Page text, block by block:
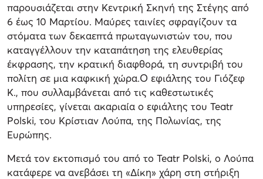
παρουσιάζεται στην Κεντρική Σκηνή της Στέγης από
6 έως 10 Μαρτίου. Μαύρες ταινίες σφραγίζουν τα
στόματα των δεκαεπτά πρωταγωνιστών του, που
καταγγέλλουν την καταπάτηση της ελευθερίας
έκφρασης, την κρατική διαφθορά, τη συντριβή του
πολίτη σε μια καφκική χώρα.Ο εφιάλτης του Γιόζεφ
Κ., που συλλαμβάνεται από τις καθεστωτικές
υπηρεσίες, γίνεται ακαριαία ο εφιάλτης του Teatr
Polski, του Κρίστιαν Λούπα, της Πολωνίας, της
Ευρώπης.
Μετά τον εκτοπισμό του από το Teatr Polski, ο Λούπα
κατάφερε να ανεβάσει τη «Δίκη» χάρη στη στήριξη